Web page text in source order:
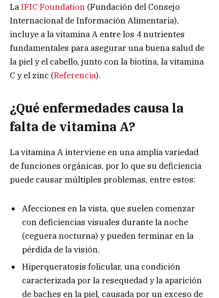
LaIFIC Foundation (Fundación del Consejo
Internacional de Información Alimentaria),
incluye a la vitamina A entre los 4 nutrientes
fundamentales para asegurar una buena salud de
la piel y el cabello, junto con la biotina, la vitamina
C y el zinc (Referencia).
¿Qué enfermedades causa la
falta de vitamina A?
La vitamina A interviene en una amplia variedad
de funciones orgánicas, por lo que su deficiencia
puede causar múltiples problemas, entre estos:
Afecciones en la vista, que suelen comenzar
con deficiencias visuales durante la noche
(ceguera nocturna) y pueden terminar en la
pérdida de la visión.
Hiperqueratosis folicular, una condición
caracterizada por la resequedad y la aparición
de baches en la piel, causada por un exceso de